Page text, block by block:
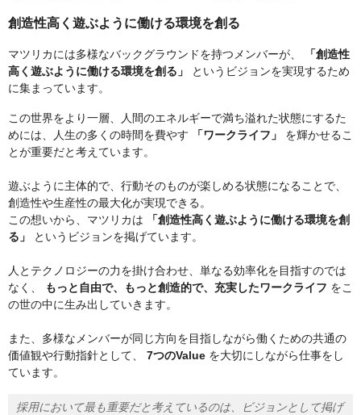
創造性高く遊ぶように働ける環境を創る
マツリカには多様なバックグラウンドを持つメンバーが、
「創造性
高く遊ぶように働ける環境を創る」
というビジョンを実現するため
に集まっています。
この世界をより一層、人間のエネルギーで満ち溢れた状態にするた
めには、人生の多くの時間を費やす
「ワークライフ」
を輝かせるこ
とが重要だと考えています。
遊ぶように主体的で、行動そのものが楽しめる状態になることで、
創造性や生産性の最大化が実現できる。
この想いから、マツリカは
「創造性高く遊ぶように働ける環境を創
る」
というビジョンを掲げています。
人とテクノロジーの力を掛け合わせ、単なる効率化を目指すのでは
なく、
もっと自由で、もっと創造的で、充実したワークライフ をこ
の世の中に生み出していきます。
また、多様なメンバーが同じ方向を目指しながら働くための共通の
価値観や行動指針として、 7つのValue を大切にしながら仕事をし
ています。
採用において最も重要だと考えているのは、ビジョンとして掲げ